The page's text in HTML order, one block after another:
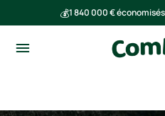
💰1 840 000 €